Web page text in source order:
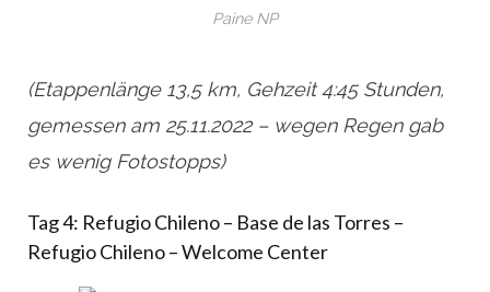
Paine NP
(Etappenlänge 13,5 km, Gehzeit 4:45 Stunden,
gemessen am 25.11.2022 – wegen Regen gab
es wenig Fotostopps)
Tag 4: Refugio Chileno – Base de las Torres –
Refugio Chileno – Welcome Center